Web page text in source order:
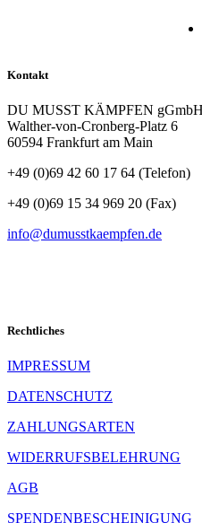
Kontakt
DU MUSST KÄMPFEN gGmbH
Walther-von-Cronberg-Platz 6
60594 Frankfurt am Main
+49 (0)69 42 60 17 64 (Telefon)
+49 (0)69 15 34 969 20 (Fax)
info@dumusstkaempfen.de
Rechtliches
IMPRESSUM
DATENSCHUTZ
ZAHLUNGSARTEN
WIDERRUFSBELEHRUNG
AGB
SPENDENBESCHEINIGUNG